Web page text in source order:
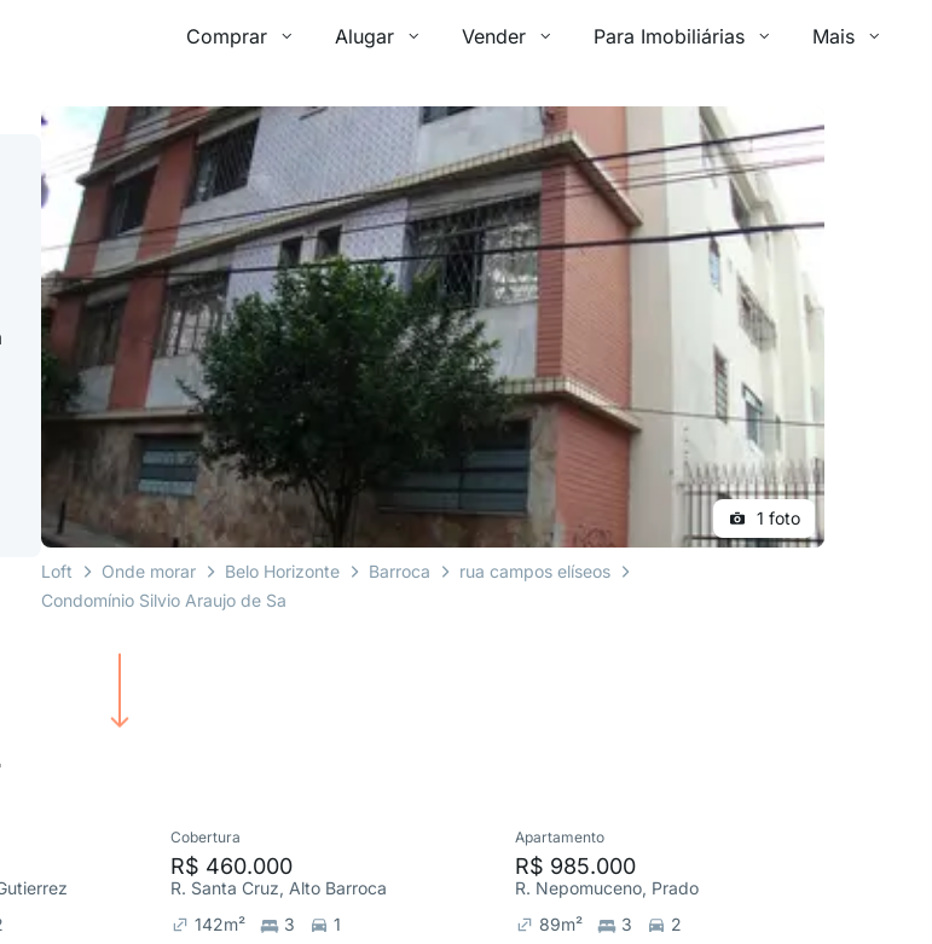
Comprar Alugar Vender Para Imobiliárias Mais
1 foto
Loft Onde morar Belo Horizonte Barroca
rua campos elíseos
Condomínio Silvio Araujo de Sa
Cobertura
R$ 460.000
R. Santa Cruz, Alto Barroca
142m² 3 1
Apartamento
R$ 985.000
R. Nepomuceno, Prado
89m² 3 2